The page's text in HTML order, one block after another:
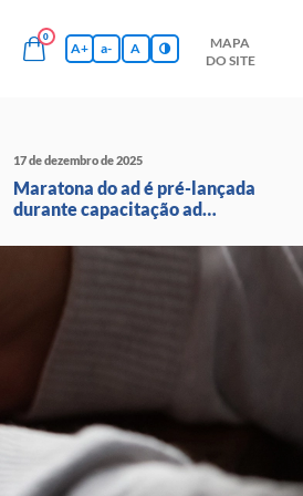
0
A+ a- A
MAPA
DO SITE
17 de dezembro de 2025
Maratona do ad é pré-lançada
durante capacitação ad